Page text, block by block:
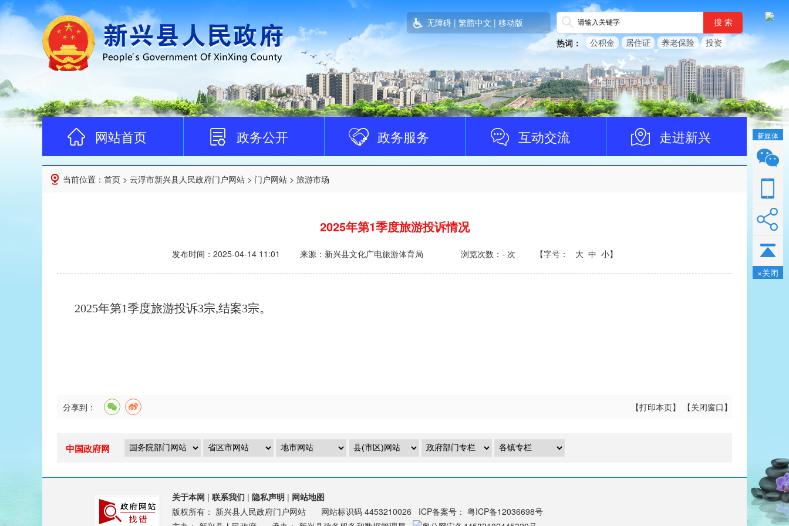
无障碍 | 繁體中文 | 移动版 搜 索
热词： 公积金 居住证 养老保险 投资
网站首页 政务公开 政务服务 互动交流 走进新兴
当前位置： 首页 > 云浮市新兴县人民政府门户网站 > 门户网站 > 旅游市场
2025年第1季度旅游投诉情况
发布时间： 2025-04-14 11:01 来源：新兴县文化广电旅游体育局 浏览次数： - 次 【字号： 大 中 小】
2025年第1季度旅游投诉3宗,结案3宗。
分享到： 【打印本页】 【关闭窗口 】
中国政府网
关于本网 | 联系我们 | 隐私声明 | 网站地图
版权所有： 新兴县人民政府门户网站 网站标识码 4453210026 ICP备案号： 粤ICP备12036698号
新媒体
×关闭